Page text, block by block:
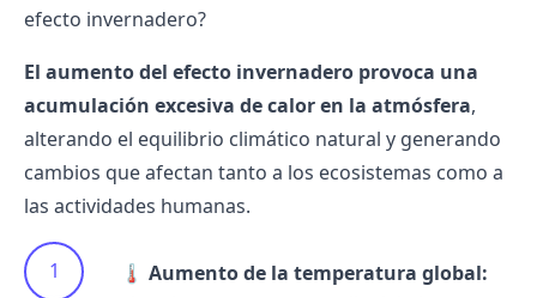
efecto invernadero?
El aumento del efecto invernadero provoca una
acumulación excesiva de calor en la atmósfera,
alterando el equilibrio climático natural y generando
cambios que afectan tanto a los ecosistemas como a
las actividades humanas.
🌡 Aumento de la temperatura global: